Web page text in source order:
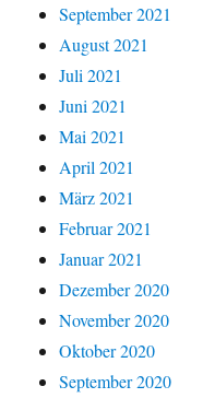
September 2021
August 2021
Juli 2021
Juni 2021
Mai 2021
April 2021
März 2021
Februar 2021
Januar 2021
Dezember 2020
November 2020
Oktober 2020
September 2020